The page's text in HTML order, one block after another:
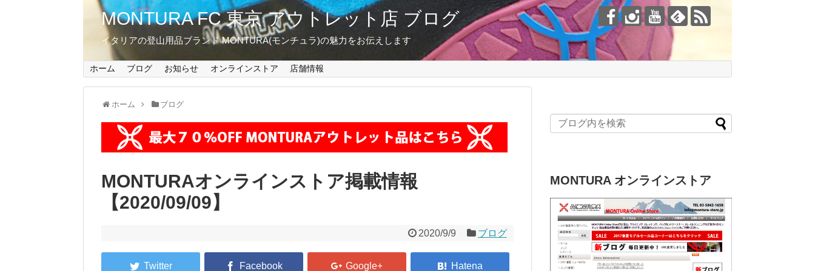
MONTURA FC 東京 アウトレット店 ブログ
イタリアの登山用品ブランド MONTURA(モンチュラ)の魅力をお伝えします
ホーム ブログ お知らせ オンラインストア 店舗情報
ホーム ブログ
MONTURAオンラインストア掲載情報
【2020/09/09】
2020/9/9 ブログ
MONTURA オンラインストア